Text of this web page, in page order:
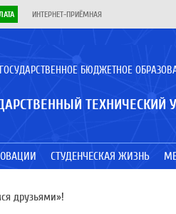
ИНТЕРНЕТ-ПРИЁМНАЯ
БЮДЖЕТНОЕ
СТУДЕНЧЕСКАЯ ЖИЗНЬ
друзьями»!